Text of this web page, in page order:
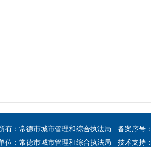
有：常德市城市管理和综合执法局 备案序号：
位：常德市城市管理和综合执法局 技术支持